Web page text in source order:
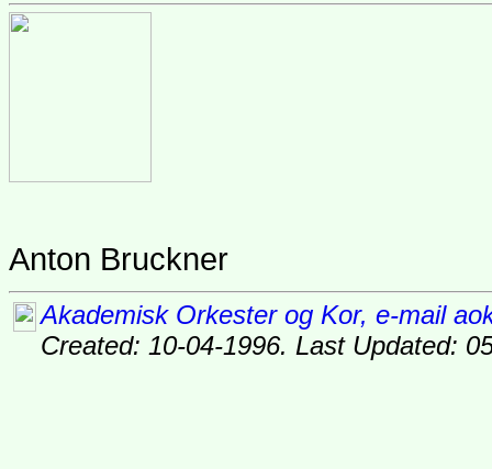
Anton Bruckner
Akademisk Orkester og Kor, e-mail
Created: 10-04-1996. Last Updated: